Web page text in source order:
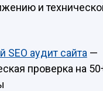
и
SEO аудит сайта —
проверка на